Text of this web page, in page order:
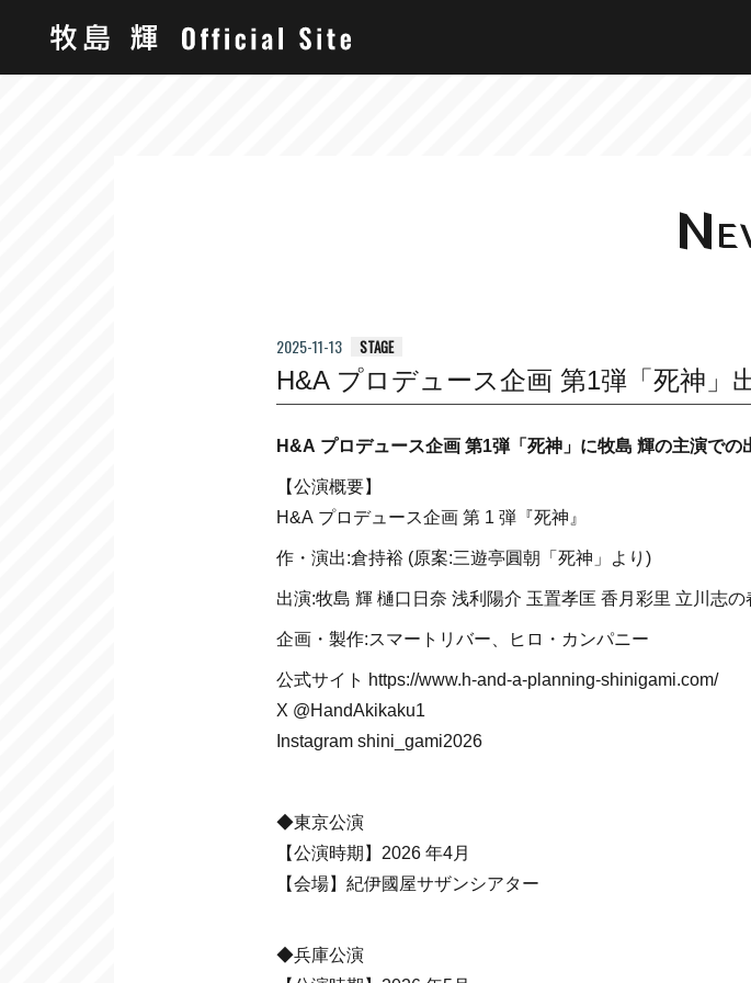
N
2025-11-13 STAGE
H&A プロデュース企画 第1弾「死神」
H&A プロデュース企画 第1弾「死神」に牧島 輝の主演での
【公演概要】
H&A プロデュース企画 第 1 弾『死神』
作・演出:倉持裕 (原案:三遊亭圓朝「死神」より)
出演:牧島 輝 樋口日奈 浅利陽介 玉置孝匡 香月彩里 立川志の
企画・製作:スマートリバー、ヒロ・カンパニー
公式サイト https://www.h-and-a-planning-shinigami.com/
X @HandAkikaku1
Instagram shini_gami2026
◆東京公演
【公演時期】2026 年4月
【会場】紀伊國屋サザンシアター
◆兵庫公演